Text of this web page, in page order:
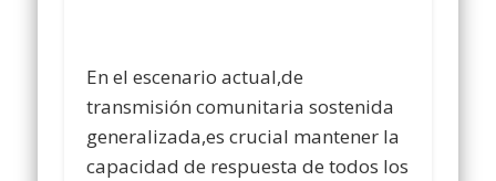
En el escenario actual,de
transmisión comunitaria sostenida
generalizada,es crucial mantener la
capacidad de respuesta de todos los